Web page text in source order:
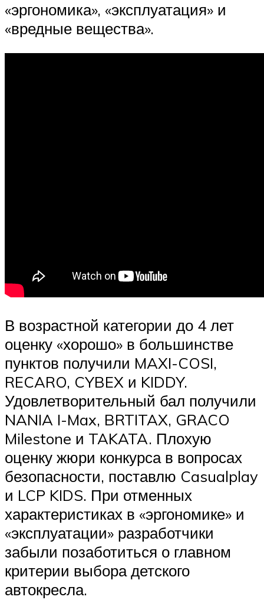
«эргономика», «эксплуатация» и
«вредные вещества».
В возрастной категории до 4 лет
оценку «хорошо» в большинстве
пунктов получили MAXI-COSI,
RECARO, CYBEX и KIDDY.
Удовлетворительный бал получили
NANIA I-Max, BRTITAX, GRACO
Milestone и TAKATA. Плохую
оценку жюри конкурса в вопросах
безопасности, поставлю Casualplay
и LCP KIDS. При отменных
характеристиках в «эргономике» и
«эксплуатации» разработчики
забыли позаботиться о главном
критерии выбора детского
автокресла.